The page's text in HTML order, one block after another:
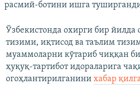
расмий-ботини ишга
Ўзбекистонда охирги бир йилда
тизими, иқтисод ва таълим
муаммоларни кўтариб чиққан
ҳуқуқ-тартибот идораларига
огоҳлантирилганини хабар